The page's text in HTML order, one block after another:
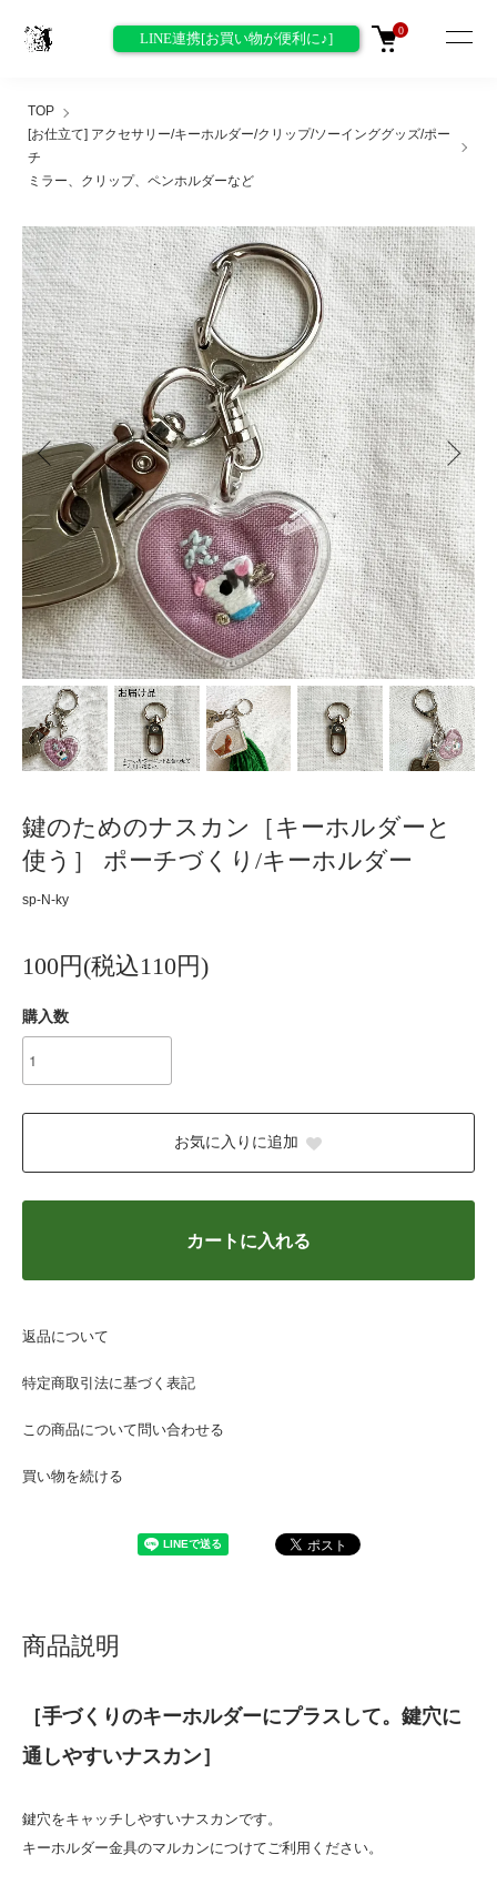
LINE連携[お買い物が便利に♪] 0
TOP
[お仕立て] アクセサリー/キーホルダー/クリップ/ソーインググッズ/ポー
チ
ミラー、クリップ、ペンホルダーなど
鍵のためのナスカン［キーホルダーと
使う］ ポーチづくり/キーホルダー
sp-N-ky
100円(税込110円)
購入数
お気に入りに追加
カートに入れる
返品について
特定商取引法に基づく表記
この商品について問い合わせる
買い物を続ける
商品説明
［手づくりのキーホルダーにプラスして。鍵穴に
通しやすいナスカン］
鍵穴をキャッチしやすいナスカンです。
キーホルダー金具のマルカンにつけてご利用ください。